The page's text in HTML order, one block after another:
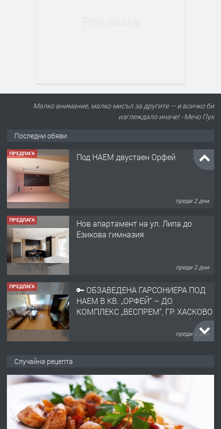
Малко внимание, малко мисъл за другите — и всичко би
изглеждало иначе! - Мечо Пух
Последни обяви
ПРЕДЛАГА Под НАЕМ двустаен Орфей
преди 2 дни
ПРЕДЛАГА
Нов апартамент на ул. Липа до
Езикова гимназия
преди 2 дни
ПРЕДЛАГА
🔑 ОБЗАВЕДЕНА ГАРСОНИЕРА ПОД
НАЕМ В КВ. „ОРФЕЙ“ – ДО
КОМПЛЕКС „ВЕСПРЕМ“, ГР. ХАСКОВО
преди 4 дни
АПАРТАМЕНТ В ЦЕНТЪРА НА ГР.
ХАСКОВО
ПРЕДЛАГА Давам гараж под наем
Случайна рецепта